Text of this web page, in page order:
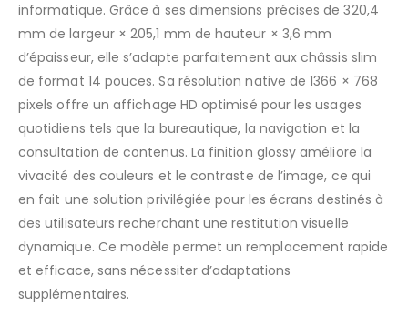
informatique. Grâce à ses dimensions précises de 320,4
mm de largeur × 205,1 mm de hauteur × 3,6 mm
d’épaisseur, elle s’adapte parfaitement aux châssis slim
de format 14 pouces. Sa résolution native de 1366 × 768
pixels offre un affichage HD optimisé pour les usages
quotidiens tels que la bureautique, la navigation et la
consultation de contenus. La finition glossy améliore la
vivacité des couleurs et le contraste de l’image, ce qui
en fait une solution privilégiée pour les écrans destinés à
des utilisateurs recherchant une restitution visuelle
dynamique. Ce modèle permet un remplacement rapide
et efficace, sans nécessiter d’adaptations
supplémentaires.